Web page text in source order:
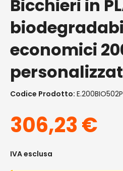
Bicchieri in
economici
Codice Prodotto:
306,23€
IVA esclusa